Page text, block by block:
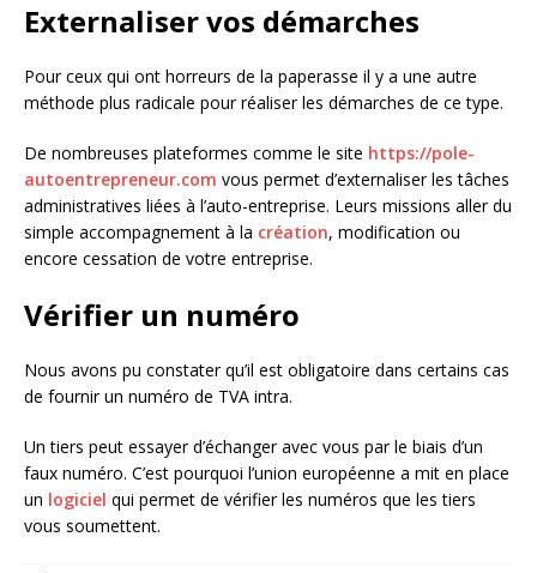
Externaliser vos démarches
Pour ceux qui ont horreurs de la paperasse il y a une autre
méthode plus radicale pour réaliser les démarches de ce type.
De nombreuses plateformes comme le site https://pole-
autoentrepreneur.com vous permet d’externaliser les tâches
administratives liées à l’auto-entreprise. Leurs missions aller du
simple accompagnement à la création, modification ou
encore cessation de votre entreprise.
Vérifier un numéro
Nous avons pu constater qu’il est obligatoire dans certains cas
de fournir un numéro de TVA intra.
Un tiers peut essayer d’échanger avec vous par le biais d’un
faux numéro. C’est pourquoi l’union européenne a mit en place
un logiciel qui permet de vérifier les numéros que les tiers
vous soumettent.